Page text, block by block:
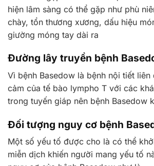
hiện lâm sàng có thể gặp như phù
chày, tổn thương xương, dấu hiệu
giường móng tay dài ra
Đường lây truyền bệnh
Vì bệnh Basedow là bệnh nội tiết liên
cảm của tế bào lympho T với các
trong tuyến giáp nên bệnh Basedow
Đối tượng nguy cơ bệnh
Một số yếu tố được cho là có thể
miễn dịch khiến người mang yếu tố